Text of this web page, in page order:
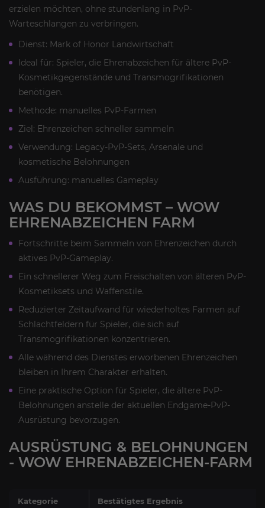
erzielen möchten, ohne stundenlang in PvP-
Warteschlangen zu verbringen.
Dienst: Mark of Honor Landwirtschaft
Ideal für: Spieler, die Ehrenabzeichen für ältere PvP-
Kosmetikgegenstände und Transmogrifikationen
benötigen.
Methode: manuelles PvP-Farmen
Ziel: Ehrenzeichen schneller sammeln
Verwendung: Legacy-PvP-Sets, Arsenale und
kosmetische Belohnungen
Ausführung: manuelles Gameplay
WAS DU BEKOMMST – WOW
EHRENABZEICHEN FARM
Fortschritte beim Sammeln von Ehrenzeichen durch
aktives PvP-Gameplay.
Ein schnellerer Weg zum Freischalten von älteren PvP-
Kosmetiksets und Waffenstile.
Reduzierter Zeitaufwand für wiederholtes Farmen auf
Schlachtfeldern für Spieler, die sich auf
Transmogrifikationen konzentrieren.
Alle während des Dienstes erworbenen Ehrenzeichen
bleiben in Ihrem Charakter erhalten.
Eine praktische Option für Spieler, die ältere PvP-
Belohnungen anstelle der aktuellen Endgame-PvP-
Ausrüstung bevorzugen.
AUSRÜSTUNG & BELOHNUNGEN
- WOW EHRENABZEICHEN-FARM
Kategorie Bestätigtes Ergebnis